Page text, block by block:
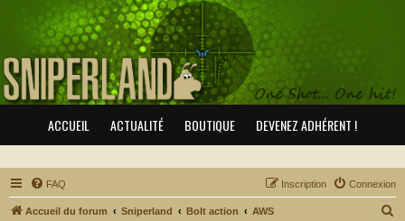
ACCUEIL ACTUALITÉ BOUTIQUE DEVENEZ ADHÉRENT !
FAQ Connexion
Inscription
Accueil du forum Sniperland Bolt action AWS